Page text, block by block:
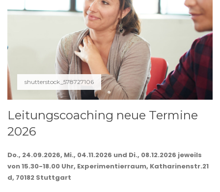
shutterstock_578727106
Leitungscoaching neue Termine
2026
Do., 24.09.2026, Mi., 04.11.2026 und Di., 08.12.2026 jeweils
von 15.30-18.00 Uhr, Experimentierraum, Katharinenstr.21
d, 70182 Stuttgart